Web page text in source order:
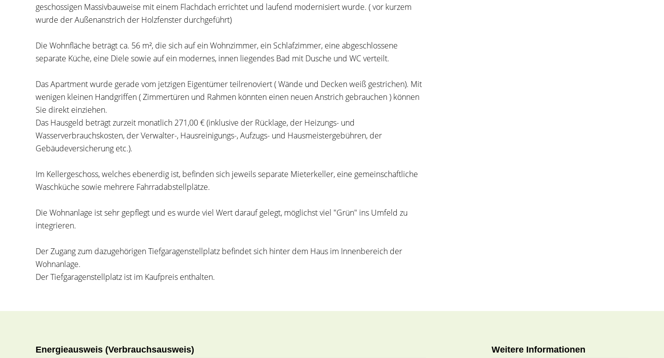
geschossigen Massivbauweise mit einem Flachdach errichtet und laufend modernisiert wurde. ( vor kurzem
wurde der Außenanstrich der Holzfenster durchgeführt)
Die Wohnfläche beträgt ca. 56 m², die sich auf ein Wohnzimmer, ein Schlafzimmer, eine abgeschlossene
separate Küche, eine Diele sowie auf ein modernes, innen liegendes Bad mit Dusche und WC verteilt.
Das Apartment wurde gerade vom jetzigen Eigentümer teilrenoviert ( Wände und Decken weiß gestrichen). Mit
wenigen kleinen Handgriffen ( Zimmertüren und Rahmen könnten einen neuen Anstrich gebrauchen ) können
Sie direkt einziehen.
Das Hausgeld beträgt zurzeit monatlich 271,00 € (inklusive der Rücklage, der Heizungs- und
Wasserverbrauchskosten, der Verwalter-, Hausreinigungs-, Aufzugs- und Hausmeistergebühren, der
Gebäudeversicherung etc.).
Im Kellergeschoss, welches ebenerdig ist, befinden sich jeweils separate Mieterkeller, eine gemeinschaftliche
Waschküche sowie mehrere Fahrradabstellplätze.
Die Wohnanlage ist sehr gepflegt und es wurde viel Wert darauf gelegt, möglichst viel "Grün" ins Umfeld zu
integrieren.
Der Zugang zum dazugehörigen Tiefgaragenstellplatz befindet sich hinter dem Haus im Innenbereich der
Wohnanlage.
Der Tiefgaragenstellplatz ist im Kaufpreis enthalten.
Energieausweis (Verbrauchsausweis) Weitere Informationen